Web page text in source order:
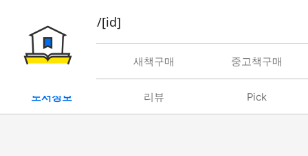
book/rent/[id]
대여 새책구매 중고책구매
도서정보 리뷰 Pick